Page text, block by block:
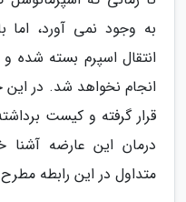
به وجود نمی آورد،
انتقال اسپرم بسته
انجام نخواهد شد. در
قرار گرفته و کیست
متداول در این رابطه